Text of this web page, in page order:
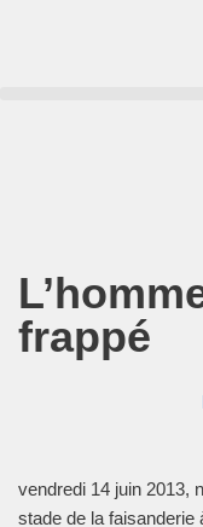
frappé
vendredi 14 juin 2013,
stade de la faisanderie